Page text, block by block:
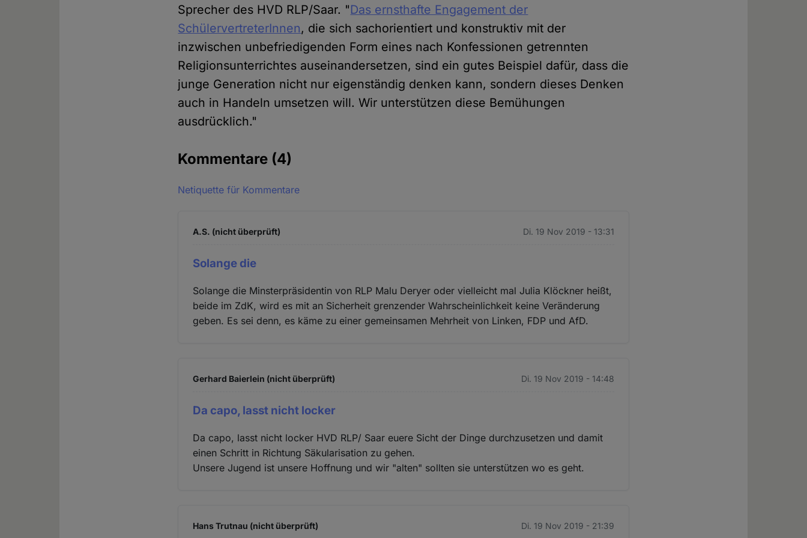
Sprecher des HVD RLP/Saar. "Das ernsthafte Engagement der
SchülervertreterInnen, die sich sachorientiert und konstruktiv mit der
inzwischen unbefriedigenden Form eines nach Konfessionen getrennten
Religionsunterrichtes auseinandersetzen, sind ein gutes Beispiel dafür, dass die
junge Generation nicht nur eigenständig denken kann, sondern dieses Denken
auch in Handeln umsetzen will. Wir unterstützen diese Bemühungen
ausdrücklich."
Kommentare (4)
Netiquette für Kommentare
A.S. (nicht überprüft) Di. 19 Nov 2019 - 13:31
Solange die
Solange die Minsterpräsidentin von RLP Malu Deryer oder vielleicht mal Julia Klöckner heißt,
beide im ZdK, wird es mit an Sicherheit grenzender Wahrscheinlichkeit keine Veränderung
geben. Es sei denn, es käme zu einer gemeinsamen Mehrheit von Linken, FDP und AfD.
Gerhard Baierlein (nicht überprüft) Di. 19 Nov 2019 - 14:48
Da capo, lasst nicht locker
Da capo, lasst nicht locker HVD RLP/ Saar euere Sicht der Dinge durchzusetzen und damit
einen Schritt in Richtung Säkularisation zu gehen.
Unsere Jugend ist unsere Hoffnung und wir "alten" sollten sie unterstützen wo es geht.
Hans Trutnau (nicht überprüft) Di. 19 Nov 2019 - 21:39